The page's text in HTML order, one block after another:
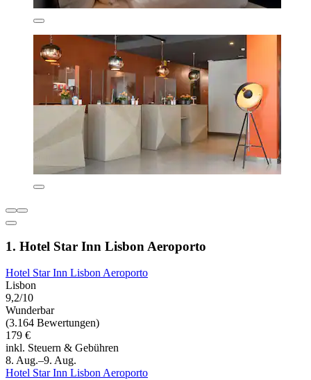
1. Hotel Star Inn Lisbon Aeroporto
Hotel Star Inn Lisbon Aeroporto
Lisbon
9,2/10
Wunderbar
(3.164 Bewertungen)
179 €
inkl. Steuern & Gebühren
8. Aug.–9. Aug.
Hotel Star Inn Lisbon Aeroporto